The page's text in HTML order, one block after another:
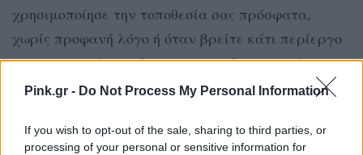
Pink.gr - Do Not Process My Personal Information
If you wish to opt-out of the sale, sharing to third parties, or
processing of your personal or sensitive information for
χρησιμοποίησε την τοποθεσία σας πρόσφατα,
χωρίς προφανή λόγο ή όταν βρείτε κάτι περίεργο
στην συσκευή σας, όπως π.χ. μια διαγραμμένη
φωτογραφία που δεν τραβήξατε ποτέ.
Στην πραγματικότητα, ζούμε σε έναν κόσμο που
συνδέεται μέσω του ίντερνετ και τον συσκευών.